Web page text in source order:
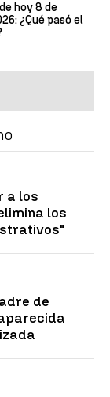
hoy 8 de
¿Qué pasó el
a los
los
de